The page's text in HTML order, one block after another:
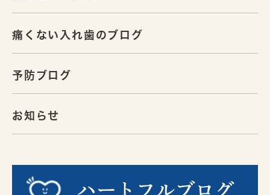
痛くない入れ歯のブログ
予防ブログ
お知らせ